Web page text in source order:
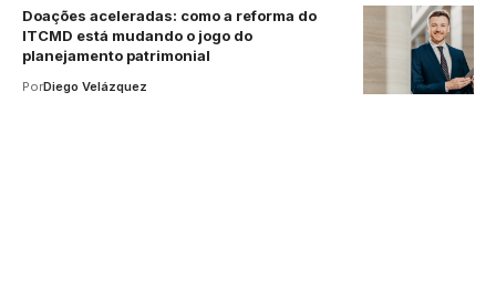
Doações aceleradas: como a reforma do
ITCMD está mudando o jogo do
planejamento patrimonial
PorDiego Velázquez